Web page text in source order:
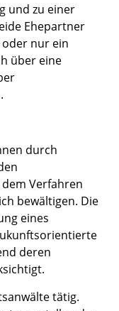
und zu einer
Ehepartner
nur ein
über eine
durch
Verfahren
bewältigen. Die
eines
deren
tätig.